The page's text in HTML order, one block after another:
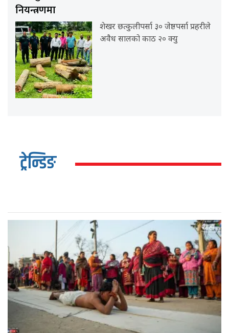
नियन्त्रणमा
शेखर छत्कुलीपर्सा ३० जेष्ठपर्सा प्रहरीले
अवैध सालको काठ २० क्यु
ट्रेन्डिङ